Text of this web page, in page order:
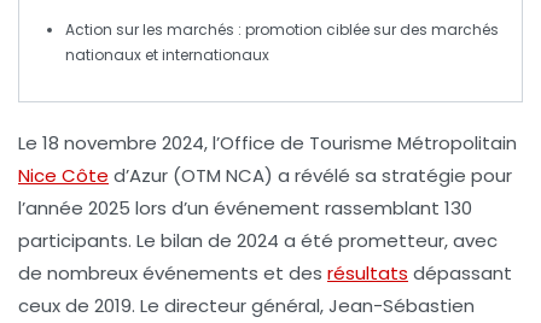
Action sur les marchés : promotion ciblée sur des marchés
nationaux et internationaux
Le 18 novembre 2024, l’Office de Tourisme Métropolitain
Nice Côte d’Azur (OTM NCA) a révélé sa stratégie pour
l’année 2025 lors d’un événement rassemblant 130
participants. Le bilan de 2024 a été prometteur, avec
de nombreux événements et des résultats dépassant
ceux de 2019. Le directeur général,Jean-Sébastien